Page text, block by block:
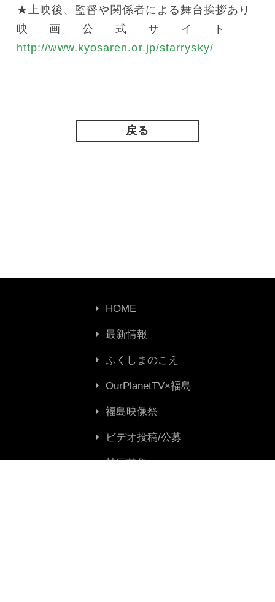
★上映後、監督や関係者による舞台挨拶あり
映画公式サイト
http://www.kyosaren.or.jp/starrysky/
戻る
HOME
最新情報
ふくしまのこえ
OurPlanetTV×福島
福島映像祭
ビデオ投稿/公募
賛同募集